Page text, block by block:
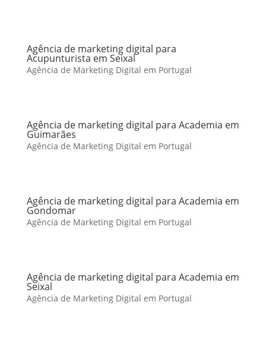
Agência de marketing digital para
Acupunturista em Seixal
Agência de Marketing Digital em Portugal
Agência de marketing digital para Academia em
Guimarães
Agência de Marketing Digital em Portugal
Agência de marketing digital para Academia em
Gondomar
Agência de Marketing Digital em Portugal
Agência de marketing digital para Academia em
Seixal
Agência de Marketing Digital em Portugal